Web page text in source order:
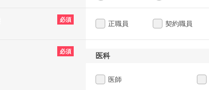
必須 正職員 契約職員
必須 医科
医師